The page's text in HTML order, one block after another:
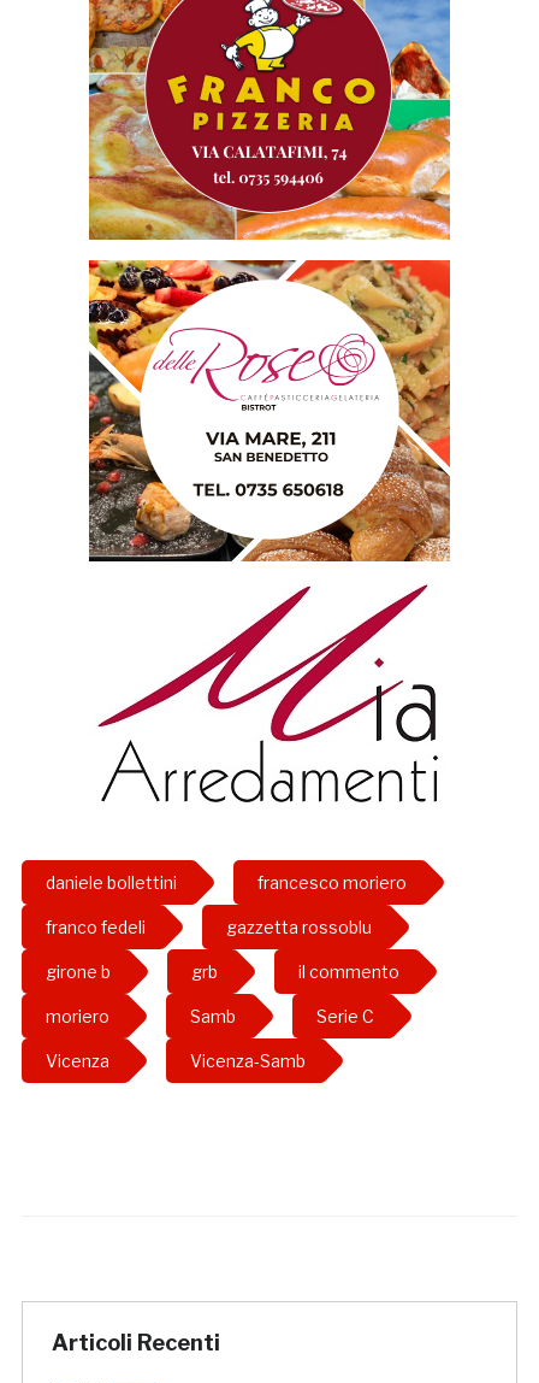
daniele bollettini francesco moriero
franco fedeli gazzetta rossoblu
girone b grb il commento
moriero Samb Serie C
Vicenza Vicenza-Samb
Articoli Recenti